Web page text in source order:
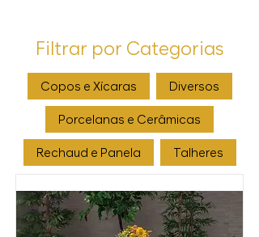
Filtrar por Categorias
Copos e Xícaras Diversos
Porcelanas e Cerâmicas
Rechaud e Panela Talheres